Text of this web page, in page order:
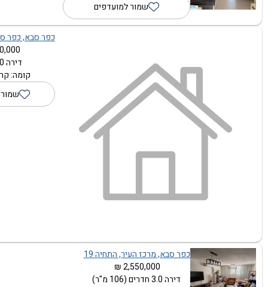
שמור למועדפים
כפר סבא, כפר
₪
דירה 1.0 חדרים
קומה:
כפר סבא, מרכז העיר, התחיה 19
2,550,000 ₪
דירה 3.0 חדרים (106 מ"ר)